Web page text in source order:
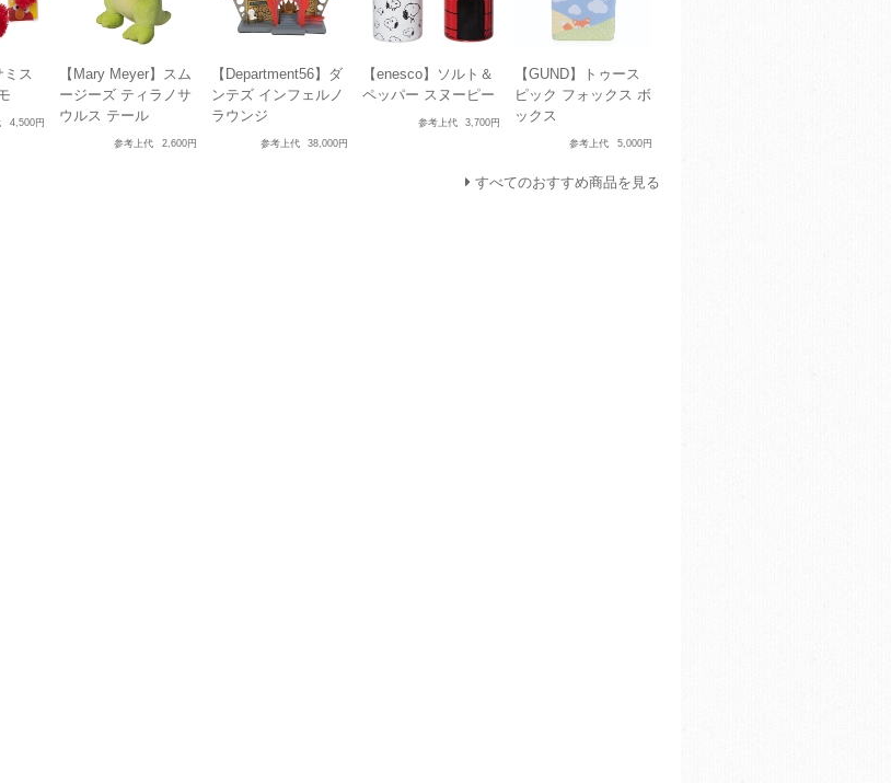
ミス
4,500円
【Mary Meyer】スム
ージーズ ティラノサ
ウルス テール
参考上代 2,600円
【Department56】ダ
ンテズ インフェルノ
ラウンジ
参考上代 38,000円
【enesco】ソルト＆
ペッパー スヌーピー
参考上代 3,700円
【GUND】トゥース
ピック フォックス ボ
ックス
参考上代 5,000円
すべてのおすすめ商品を見る